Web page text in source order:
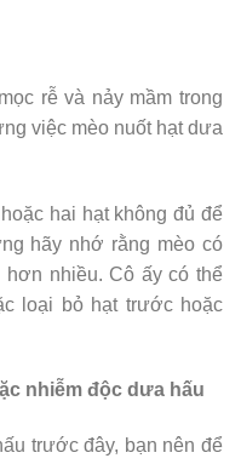
rễ và nảy mầm trong
việc mèo nuốt hạt dưa
hai hạt không đủ để
hãy nhớ rằng mèo có
nhiều. Cô ấy có thể
loại bỏ hạt trước hoặc
nhiễm độc dưa hấu
trước đây, bạn nên để